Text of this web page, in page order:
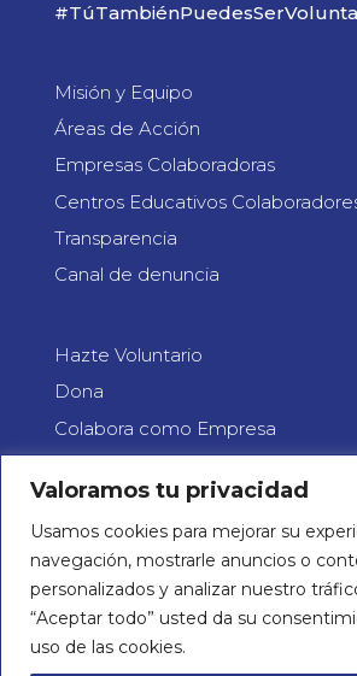
Valoramos tu privacidad
Usamos cookies para mejorar su
navegación, mostrarle anuncios o
personalizados y analizar nuestro
“Aceptar todo” usted da su
uso de las cookies.
Misión y Equipo
Áreas de Acción
Empresas Colaboradoras
Centros Educativos
Transparencia
Canal de denuncia
Hazte Voluntario
Dona
Colabora como Empresa
03201 Elx, Alicante
Teléfono 865 55 15 11
Email: info@concienciate.es